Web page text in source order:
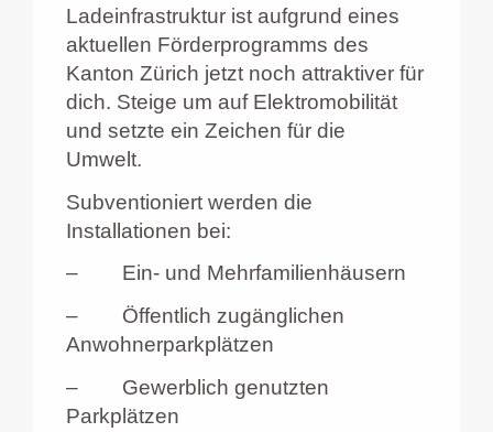
Ladeinfrastruktur ist aufgrund eines
aktuellen Förderprogramms des
Kanton Zürich jetzt noch attraktiver für
dich. Steige um auf Elektromobilität
und setzte ein Zeichen für die
Umwelt.
Subventioniert werden die
Installationen bei:
– Ein- und Mehrfamilienhäusern
– Öffentlich zugänglichen
Anwohnerparkplätzen
–
Gewerblich genutzten
Parkplätzen